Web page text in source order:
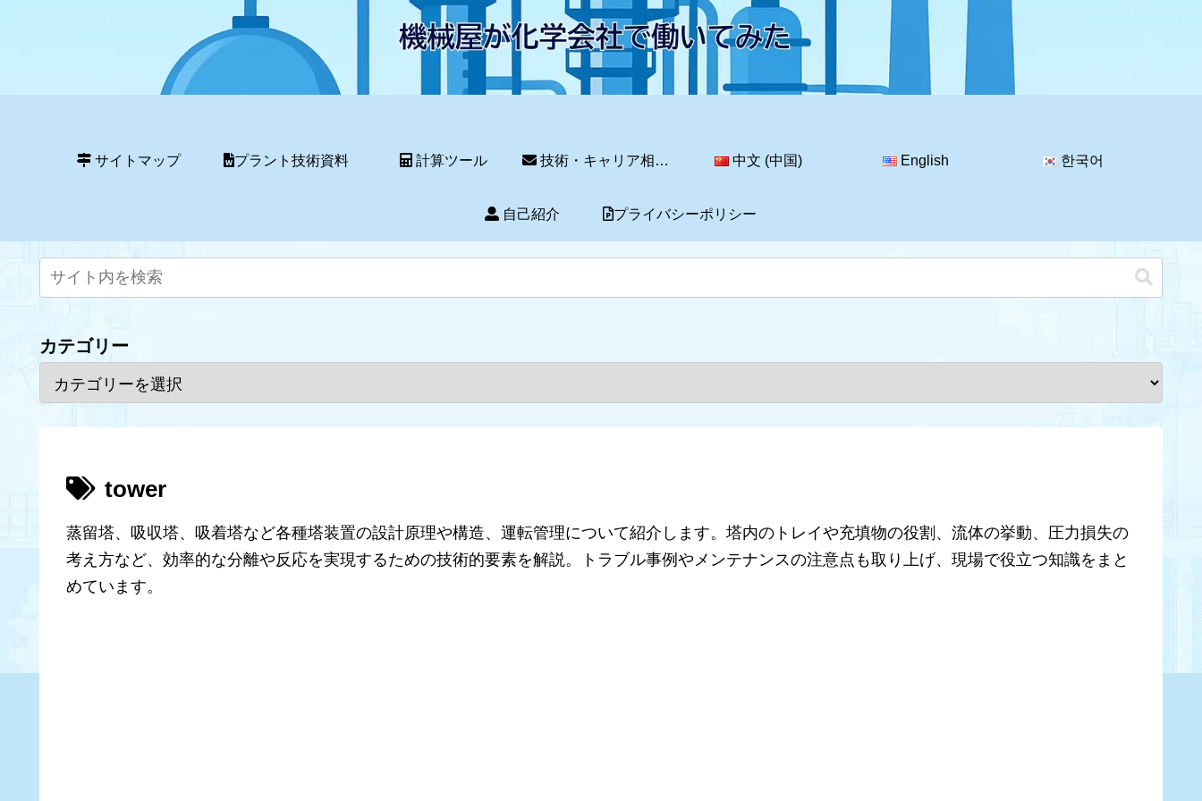
サイトマップ プラント技術資料 計算ツール 技術・キャリア相談サービス 中文 (中国) English 한국어
自己紹介 プライバシーポリシー
カテゴリー
tower
蒸留塔、吸収塔、吸着塔など各種塔装置の設計原理や構造、運転管理について紹介します。塔内のトレイや充填物の役割、流体の挙動、圧力損失の
考え方など、効率的な分離や反応を実現するための技術的要素を解説。トラブル事例やメンテナンスの注意点も取り上げ、現場で役立つ知識をまと
めています。